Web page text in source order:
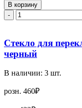
В корзину
-
Стекло для
черный
В наличии: 3 шт.
розн. 460₽